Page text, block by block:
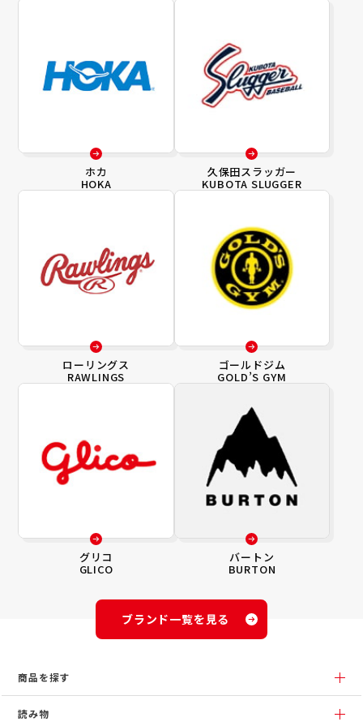
ホカ
HOKA
久保田スラッガー
KUBOTA SLUGGER
ローリングス
RAWLINGS
ゴールドジム
GOLD’S GYM
グリコ
GLICO
バートン
BURTON
ブランド一覧を見る
商品を探す
読み物